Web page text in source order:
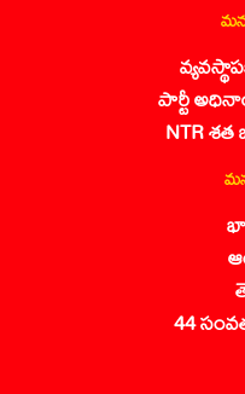
పార్టీ
NTR
44